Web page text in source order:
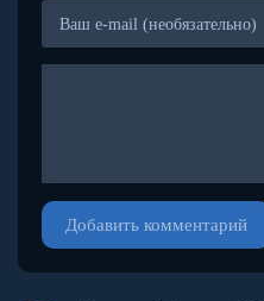
Добавить комментарий